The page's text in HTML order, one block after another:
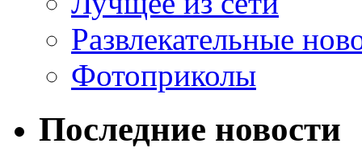
Развлекательные
Фотоприколы
Последние новости